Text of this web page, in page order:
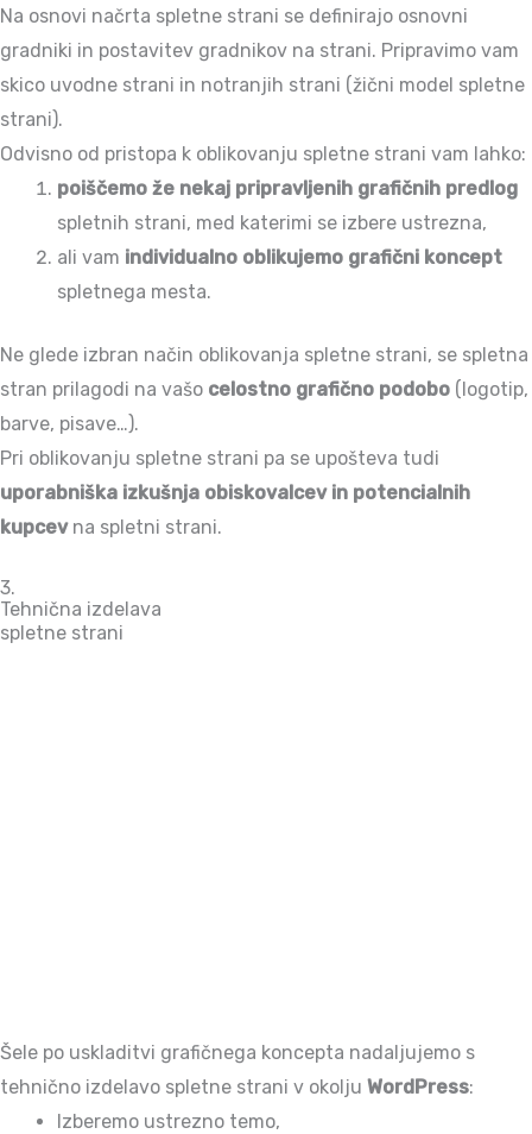
Na osnovi načrta spletne strani se definirajo osnovni
gradniki in postavitev gradnikov na strani. Pripravimo vam
skico uvodne strani in notranjih strani (žični model spletne
strani).
Odvisno od pristopa k oblikovanju spletne strani vam lahko:
poiščemo že nekaj pripravljenih grafičnih predlog
spletnih strani, med katerimi se izbere ustrezna,
ali vam individualno oblikujemo grafični koncept
spletnega mesta.
Ne glede izbran način oblikovanja spletne strani, se spletna
stran prilagodi na vašo celostno grafično podobo (logotip,
barve, pisave…).
Pri oblikovanju spletne strani pa se upošteva tudi
uporabniška izkušnja obiskovalcev in potencialnih
kupcevna spletni strani.
3.
Tehnična izdelava
spletne strani
Šele po uskladitvi grafičnega koncepta nadaljujemo s
tehnično izdelavo spletne strani v okolju WordPress:
Izberemo ustrezno temo,